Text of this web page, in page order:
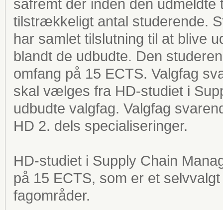
såfremt der inden den
tilstrækkeligt antal studerende.
har samlet tilslutning til at blive
blandt de udbudte. Den
omfang på 15 ECTS. Valgfag
skal vælges fra HD-studiet i
udbudte valgfag. Valgfag
HD 2. dels specialiseringer.
HD-studiet i Supply Chain
på 15 ECTS, som er et
fagområder.